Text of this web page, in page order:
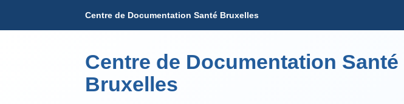
Centre de Documentation Santé Bruxelles
Centre de Documentation Santé
Bruxelles